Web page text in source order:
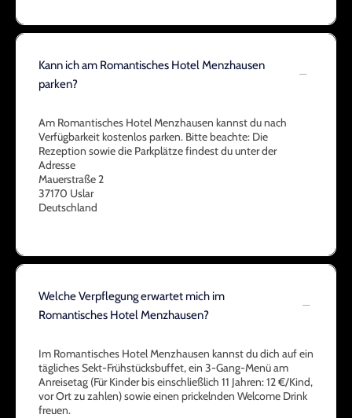
Kann ich am Romantisches Hotel Menzhausen
parken?
Am Romantisches Hotel Menzhausen kannst du nach
Verfügbarkeit kostenlos parken. Bitte beachte: Die
Rezeption sowie die Parkplätze findest du unter der
Adresse
Mauerstraße 2
37170 Uslar
Deutschland
Welche Verpflegung erwartet mich im
Romantisches Hotel Menzhausen?
Im Romantisches Hotel Menzhausen kannst du dich auf ein
tägliches Sekt-Frühstücksbuffet, ein 3-Gang-Menü am
Anreisetag (Für Kinder bis einschließlich 11 Jahren: 12 €/Kind,
vor Ort zu zahlen) sowie einen prickelnden Welcome Drink
freuen.